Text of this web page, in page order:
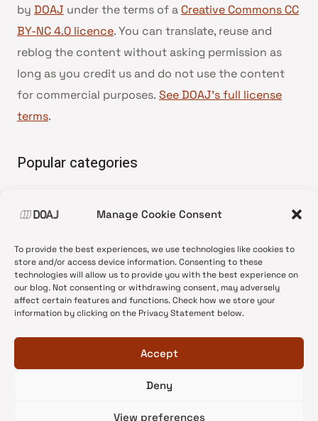
Manage Cookie Consent
To provide the best experiences, we use technologies like cookies to
store and/or access device information. Consenting to these
technologies will allow us to provide you with the best experience on
our blog. Not consenting or withdrawing consent, may adversely
affect certain features and functions. Check how we store your
information by clicking on the Privacy Statement below.
Accept
Deny
View preferences
by DOAJ under the terms of a Creative Commons CC
BY-NC 4.0 licence. You can translate, reuse and
reblog the content without asking permission as
long as you credit us and do not use the content
for commercial purposes. See DOAJ’s full license
terms.
Popular categories
•News update
•Open Access
•DOAJ Ambassadors
•DOAJ Voices